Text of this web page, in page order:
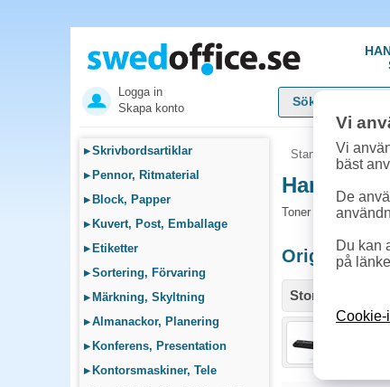
Logga in
Skapa konto
▸Skrivbordsartiklar
▸ Pennor, Ritmaterial
▸ Block, Papper
▸ Kuvert, Post, Emballage
▸ Etiketter
▸Sortering, Förvaring
▸ Märkning, Skyltning
▸Almanackor, Planering
▸ Konferens, Presentation
▸ Kontorsmaskiner, Tele
Startsida » Sök
Handla
Toner och tillbehör
Storlek / info
Toner
Vi
Vi
bäst
De
Du kan
på
Cookie-